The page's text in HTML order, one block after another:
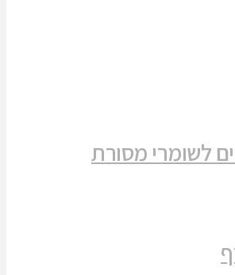
לשומרי מסורת